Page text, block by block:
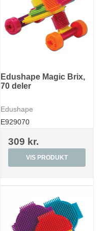
Edushape Magic Brix,
70 deler
Edushape
E929070
309 kr.
VIS PRODUKT